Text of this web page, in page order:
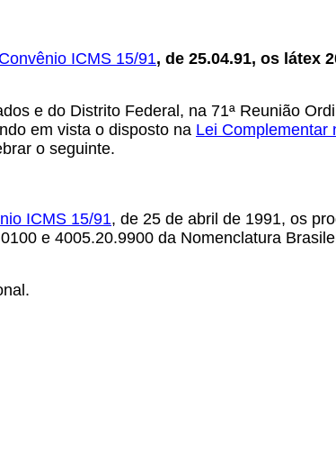
Convênio ICMS 15/91, de 25.04.91, os látex
e do Distrito Federal, na 71ª Reunião
em vista o disposto na Lei Complementar
o seguinte.
ICMS 15/91, de 25 de abril de 1991, os
e 4005.20.9900 da Nomenclatura